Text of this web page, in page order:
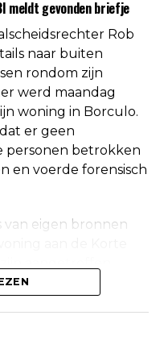
Nederlandse
verliest het
die
niveau.
leeftijd met fluiten in
zich stap voor stap
ook de Eredivisie
meldt gevonden briefje
Rob
naar buiten
rondom zijn
werd maandag
woning in Borculo.
er geen
personen betrokken
en voerde forensisch
van eigen bronnen
boodschap had